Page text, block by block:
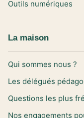
Outils numériques
La maison
Qui sommes nous ?
Les délégués
Questions les plus
Nos engagements